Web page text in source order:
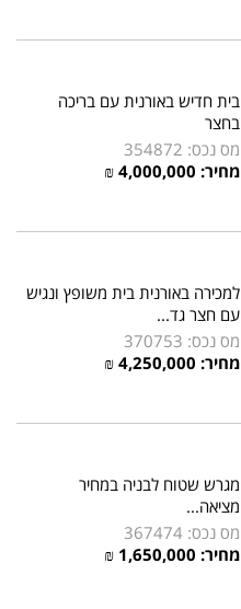
בית חדיש באורנית עם בריכה
בחצר
מס נכס: 354872
מחיר: 4,000,000
₪
למכירה באורנית בית משופץ ונגיש
עם חצר גד...
מס נכס: 370753
מחיר: 4,250,000
₪
מגרש שטוח לבניה במחיר
מציאה...
מס נכס: 367474
מחיר: 1,650,000
₪